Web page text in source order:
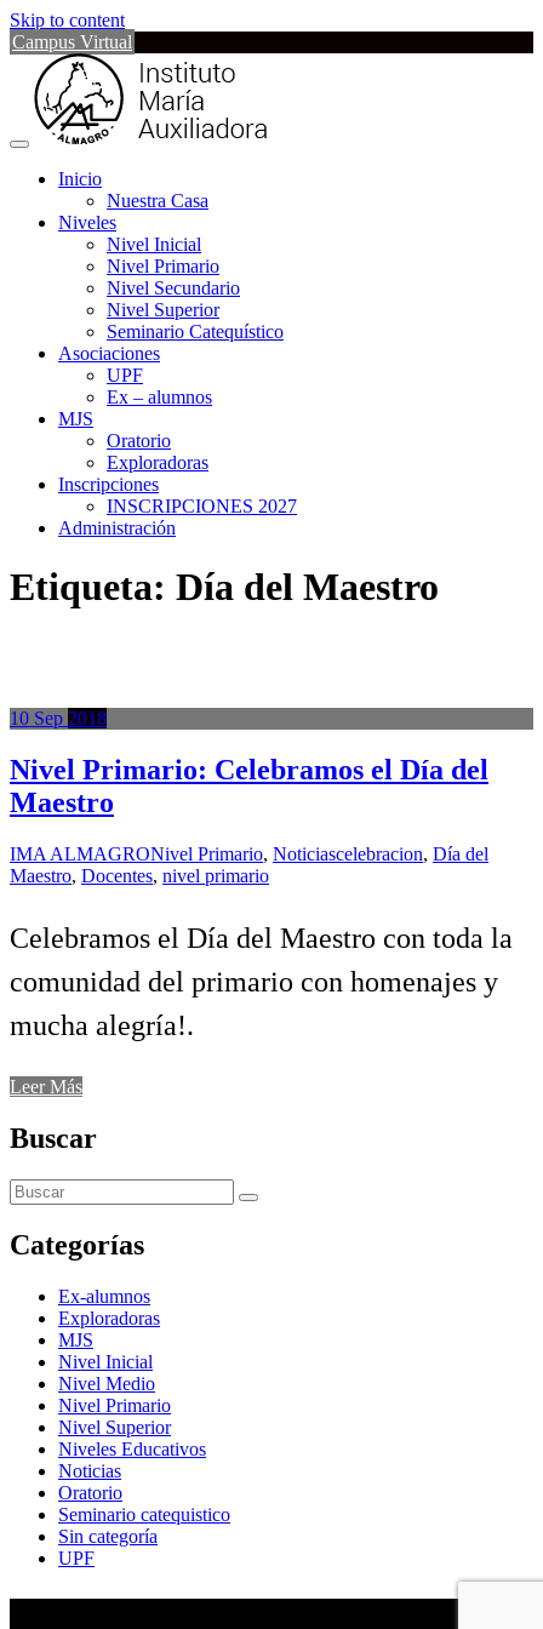
Skip to content
Campus Virtual
Inicio
Nuestra Casa
Niveles
Nivel Inicial
Nivel Primario
Nivel Secundario
Nivel Superior
Seminario Catequístico
Asociaciones
UPF
Ex – alumnos
MJS
Oratorio
Exploradoras
Inscripciones
INSCRIPCIONES 2027
Administración
Etiqueta: Día del Maestro
10 Sep 2018
Nivel Primario: Celebramos el Día del
Maestro
IMA ALMAGRONivel Primario, Noticiascelebracion, Día del
Maestro, Docentes, nivel primario
Celebramos el Día del Maestro con toda la
comunidad del primario con homenajes y
mucha alegría!.
Leer Más
Buscar
Categorías
Ex-alumnos
Exploradoras
MJS
Nivel Inicial
Nivel Medio
Nivel Primario
Nivel Superior
Niveles Educativos
Noticias
Oratorio
Seminario catequistico
Sin categoría
UPF